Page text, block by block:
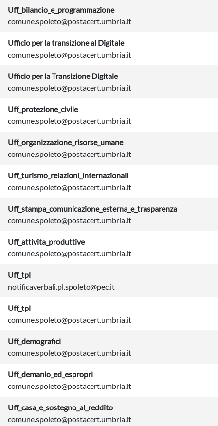
Uff_bilancio_e_programmazione
comune.spoleto@postacert.umbria.it
Ufficio per la transizione al Digitale
comune.spoleto@postacert.umbria.it
Ufficio per la Transizione Digitale
comune.spoleto@postacert.umbria.it
Uff_protezione_civile
comune.spoleto@postacert.umbria.it
Uff_organizzazione_risorse_umane
comune.spoleto@postacert.umbria.it
Uff_turismo_relazioni_internazionali
comune.spoleto@postacert.umbria.it
Uff_stampa_comunicazione_esterna_e_trasparenza
comune.spoleto@postacert.umbria.it
Uff_attivita_produttive
comune.spoleto@postacert.umbria.it
Uff_tpl
notificaverbali.pl.spoleto@pec.it
Uff_tpl
comune.spoleto@postacert.umbria.it
Uff_demografici
comune.spoleto@postacert.umbria.it
Uff_demanio_ed_espropri
comune.spoleto@postacert.umbria.it
Uff_casa_e_sostegno_al_reddito
comune.spoleto@postacert.umbria.it